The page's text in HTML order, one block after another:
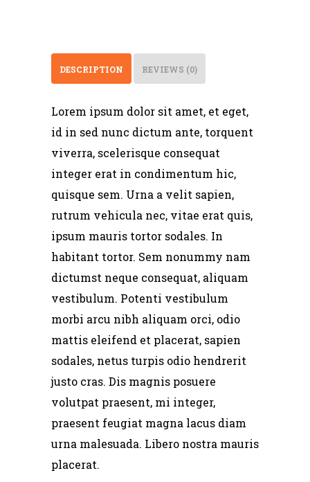
DESCRIPTION REVIEWS (0)
Lorem ipsum dolor sit amet, et eget,
id in sed nunc dictum ante, torquent
viverra, scelerisque consequat
integer erat in condimentum hic,
quisque sem. Urna a velit sapien,
rutrum vehicula nec, vitae erat quis,
ipsum mauris tortor sodales. In
habitant tortor. Sem nonummy nam
dictumst neque consequat, aliquam
vestibulum. Potenti vestibulum
morbi arcu nibh aliquam orci, odio
mattis eleifend et placerat, sapien
sodales, netus turpis odio hendrerit
justo cras. Dis magnis posuere
volutpat praesent, mi integer,
praesent feugiat magna lacus diam
urna malesuada. Libero nostra mauris
placerat.